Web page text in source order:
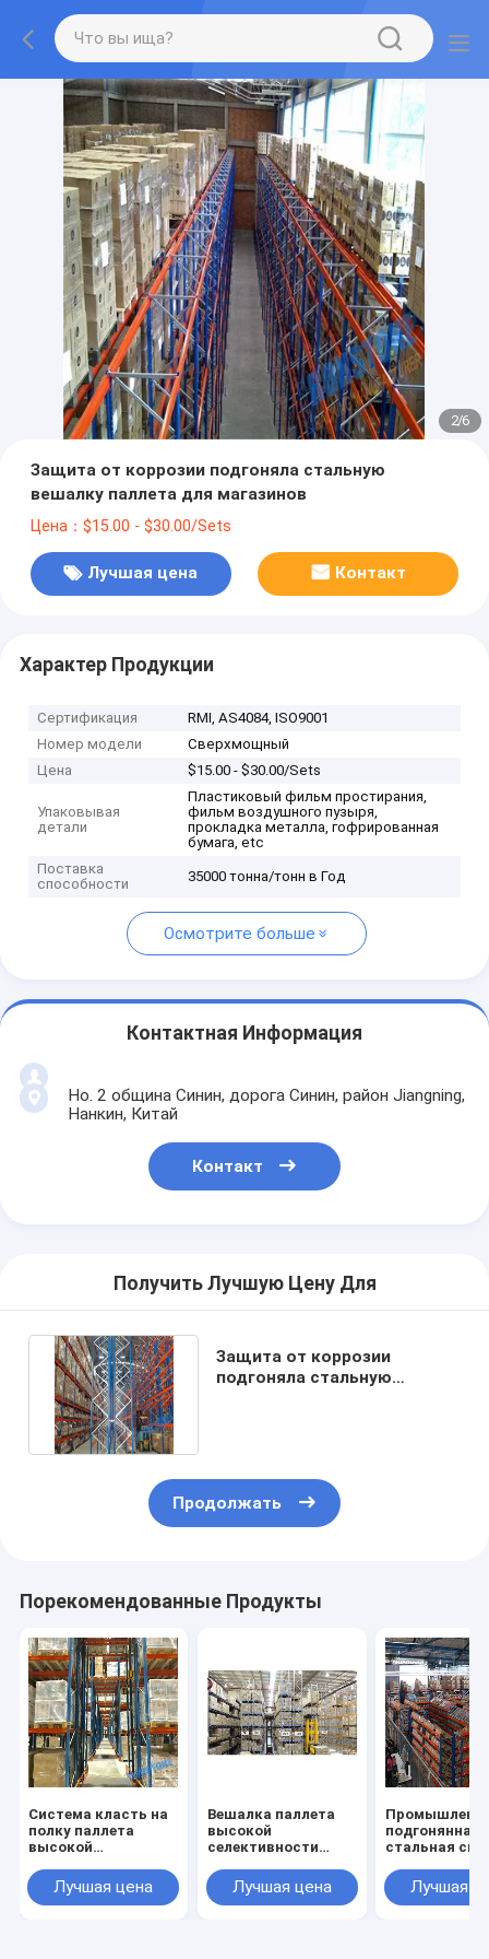
2/6
Защита от коррозии подгоняла стальную
вешалку паллета для магазинов
Цена：$15.00 - $30.00/Sets
Лучшая цена Контакт
Характер Продукции
Сертификация
RMI, AS4084, ISO9001
Номер модели
Сверхмощный
Цена
$15.00 - $30.00/Sets
Упаковывая
детали
Пластиковый фильм простирания,
фильм воздушного пузыря,
прокладка металла, гофрированная
бумага, etc
Поставка
способности
35000 тонна/тонн в Год
Осмотрите больше
Контактная Информация
Но. 2 община Синин, дорога Синин, район Jiangning,
Нанкин, Китай
Контакт
Получить Лучшую Цену Для
Защита от коррозии
подгоняла стальную
Продолжать
Порекомендованные Продукты
Система класть на
полку паллета
высокой
сверхмощная
стальная для
Лучшая цена
Вешалка паллета
высокой
селективности
стальная для
решений оптового
Лучшая цена
подгонянная
стальная
паллета для
решений
Лучшая